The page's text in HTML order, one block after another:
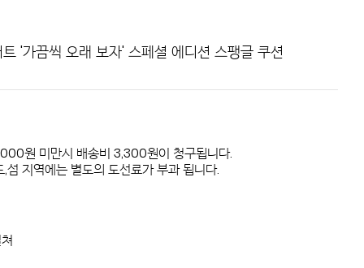
'가끔씩 오래 보자' 스페셜 에디션 스팽글 쿠션
원 미만시 배송비 3,300원이 청구됩니다.
섬 지역에는 별도의 도선료가 부과 됩니다.